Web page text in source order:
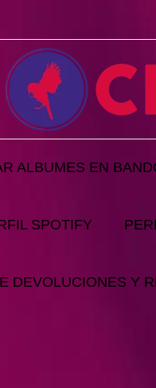
ALBUMES EN
SPOTIFY
DEVOLUCIONES Y